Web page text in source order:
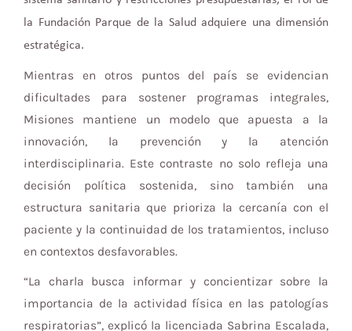
la Fundación Parque de la Salud adquiere una dimensión
estratégica.
Mientras en otros puntos del país se evidencian
dificultades para sostener programas integrales,
Misiones mantiene un modelo que apuesta a la
innovación, la prevención y la atención
interdisciplinaria. Este contraste no solo refleja una
decisión política sostenida, sino también una
estructura sanitaria que prioriza la cercanía con el
paciente y la continuidad de los tratamientos, incluso
en contextos desfavorables.
“La charla busca informar y concientizar sobre la
importancia de la actividad física en las patologías
respiratorias”, explicó la licenciada Sabrina Escalada,